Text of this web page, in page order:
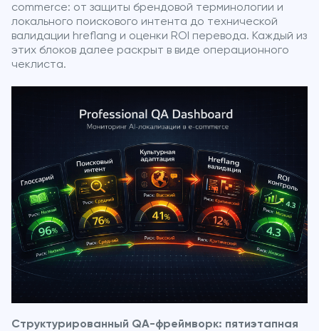
commerce: от защиты брендовой терминологии и
локального поискового интента до технической
валидации hreflang и оценки ROI перевода. Каждый из
этих блоков далее раскрыт в виде операционного
чеклиста.
Структурированный QA-фреймворк: пятиэтапная